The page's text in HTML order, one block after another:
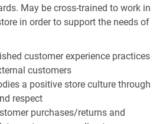
May be cross-trained to work in
in order to support the needs of
customer experience practices
customers
a positive store culture through
respect
purchases/returns and